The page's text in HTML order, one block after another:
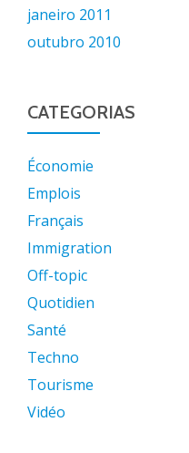
janeiro 2011
outubro 2010
CATEGORIAS
Économie
Emplois
Français
Immigration
Off-topic
Quotidien
Santé
Techno
Tourisme
Vidéo